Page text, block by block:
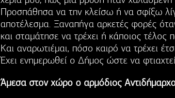
Προσπάθησα να την κλείσω ή να σφίξω
αποτέλεσμα. Ξαναπήγα αρκετές φορές
και σταμάτησε να τρέχει ή κάποιος τέλος
Και αναρωτιέμαι, πόσο καιρό να τρέχει
Έχει ενημερωθεί ο Δήμος ώστε να
Άμεσα στον χώρο ο αρμόδιος